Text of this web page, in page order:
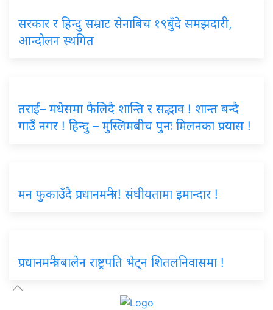
सरकार र हिन्दु सम्राट सेनाबिच १९बुँदे समझदारी,
आन्दोलन स्थगित
तराई– मधेसमा फैलिदै शान्ति र सद्भाव ! शान्त बन्दै
गाउँ नगर ! हिन्दु – मुस्लिमबीच पुनः मिलनका प्रयास !
मन फुकाउँदै प्रधानमन्त्री ! संघीयतामा इमान्दार !
प्रधानमन्त्री बालेन राष्ट्रपति भेट्न शितलनिवासमा !